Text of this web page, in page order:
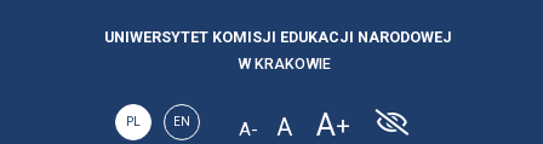
UNIWERSYTET KOMISJI EDUKACJI NARODOWEJ
W KRAKOWIE
PL EN
A
A
A